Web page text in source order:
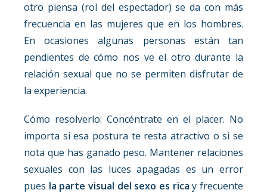
otro piensa (rol del espectador) se da con más
frecuencia en las mujeres que en los hombres.
En ocasiones algunas personas están tan
pendientes de cómo nos ve el otro durante la
relación sexual que no se permiten disfrutar de
la experiencia.
Cómo resolverlo: Concéntrate en el placer. No
importa si esa postura te resta atractivo o si se
nota que has ganado peso. Mantener relaciones
sexuales con las luces apagadas es un error
pues la parte visual del sexo es ricay frecuente